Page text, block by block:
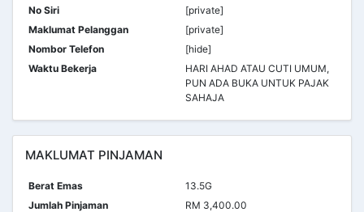
No Siri
[private]
Maklumat Pelanggan
[private]
Nombor Telefon
[hide]
Waktu Bekerja
HARI AHAD ATAU CUTI UMUM,
PUN ADA BUKA UNTUK PAJAK
SAHAJA
MAKLUMAT PINJAMAN
Berat Emas
13.5G
Jumlah Pinjaman
RM 3,400.00